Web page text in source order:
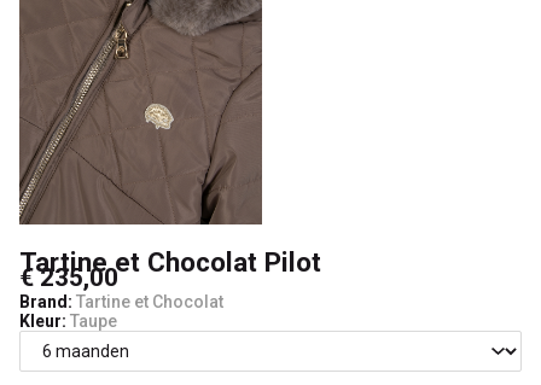
Tartine et Chocolat Pilot
€ 235,00
Brand: Tartine et Chocolat
Kleur: Taupe